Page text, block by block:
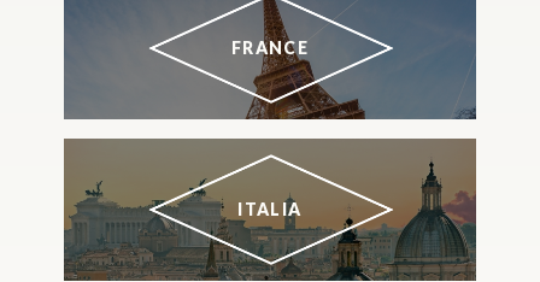
FRANCE
ITALIA